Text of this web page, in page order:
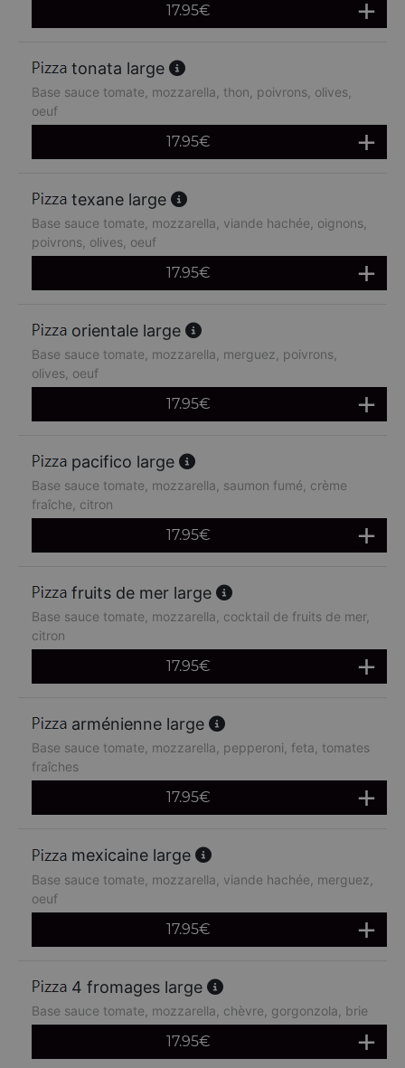
17.95€
tonata large
Base sauce tomate, mozzarella, thon, poivrons, olives,
oeuf
17.95€
texane large
Base sauce tomate, mozzarella, viande hachée, oignons,
poivrons, olives, oeuf
17.95€
orientale large
Base sauce tomate, mozzarella, merguez, poivrons,
olives, oeuf
17.95€
pacifico large
Base sauce tomate, mozzarella, saumon fumé, crème
fraîche, citron
17.95€
fruits de mer large
Base sauce tomate, mozzarella, cocktail de fruits de mer,
citron
17.95€
arménienne large
Base sauce tomate, mozzarella, pepperoni, feta, tomates
fraîches
17.95€
mexicaine large
Base sauce tomate, mozzarella, viande hachée, merguez,
oeuf
17.95€
4 fromages large
Base sauce tomate, mozzarella, chèvre, gorgonzola, brie
17.95€